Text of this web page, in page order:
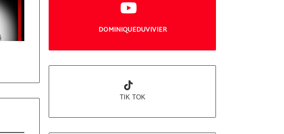
DOMINIQUEDUVIVIER
TIK TOK